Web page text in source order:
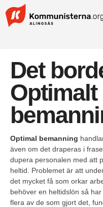
Det
Optimal bemanning
även om det draperas i
dupera personalen med att
heltid. Problemet är att
det mycket få som orkar
behöver en heltidslön så
flera av de som gjort det,